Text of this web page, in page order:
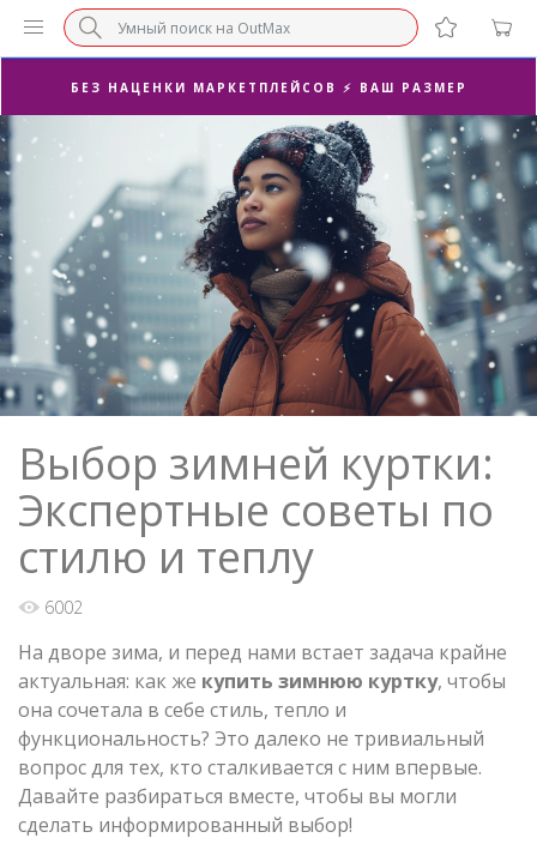
БЕЗ НАЦЕНКИ МАРКЕТПЛЕЙСОВ ⚡ ВАШ РАЗМЕР
3-Я ПАРА В ПОДАРОК 🎁
ПОСЛЕДНИЕ РАЗМЕРЫ ОТ 1500₽⚡️
СУПЕРАКЦИЯ 🔥 2-Я ПАРА -50%
Выбор зимней куртки:
Экспертные советы по
стилю и теплу
6002
На дворе зима, и перед нами встает задача крайне
актуальная: как же купить зимнюю куртку, чтобы
она сочетала в себе стиль, тепло и
функциональность? Это далеко не тривиальный
вопрос для тех, кто сталкивается с ним впервые.
Давайте разбираться вместе, чтобы вы могли
сделать информированный выбор!